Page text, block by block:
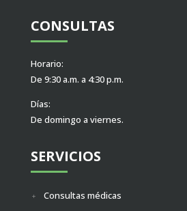
CONSULTAS
Horario:
De 9:30 a.m. a 4:30 p.m.
Días:
De domingo a viernes.
SERVICIOS
Consultas médicas